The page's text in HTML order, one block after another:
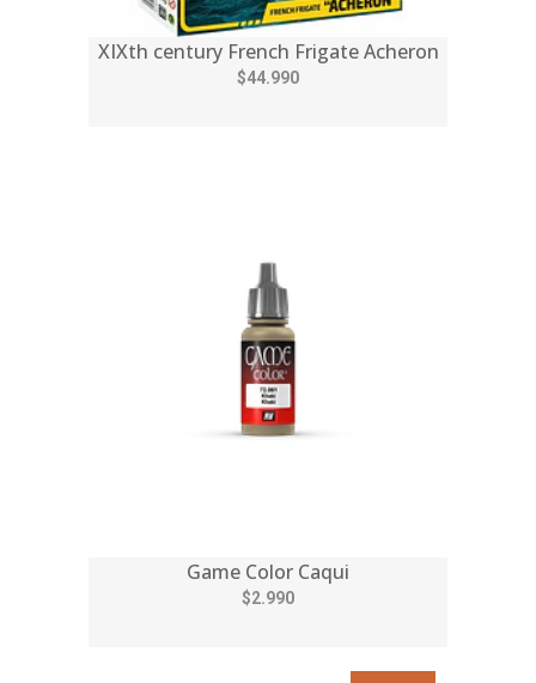
XIXth century French Frigate Acheron
$44.990
Game Color Caqui
$2.990